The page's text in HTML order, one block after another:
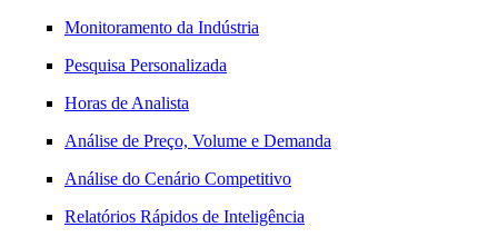
Monitoramento da Indústria
Pesquisa Personalizada
Horas de Analista
Análise de Preço, Volume e Demanda
Análise do Cenário Competitivo
Relatórios Rápidos de Inteligência